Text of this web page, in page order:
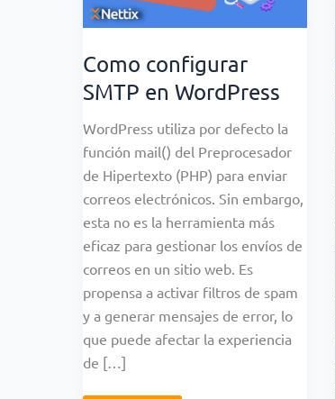
Como configurar
SMTP en WordPress
WordPress utiliza por defecto la
función mail() del Preprocesador
de Hipertexto (PHP) para enviar
correos electrónicos. Sin embargo,
esta no es la herramienta más
eficaz para gestionar los envíos de
correos en un sitio web. Es
propensa a activar filtros de spam
y a generar mensajes de error, lo
que puede afectar la experiencia
de […]